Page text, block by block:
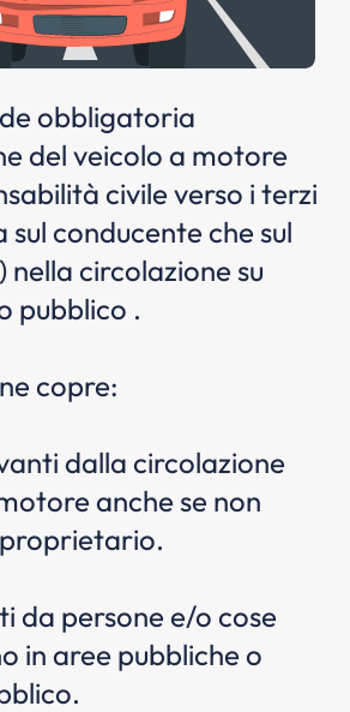
obbligatoria
del veicolo a motore
civile verso i terzi
sul conducente che sul
circolazione su
pubblico .
copre:
dalla circolazione
anche se non
da persone e/o cose
in aree pubbliche o